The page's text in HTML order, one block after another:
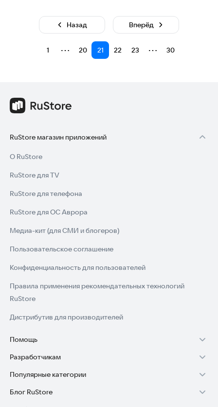
Назад
1 ⋯ 20 21 22 23 ⋯ 30
Вперёд
RuStore магазин приложений
О RuStore
RuStore для TV
RuStore для телефона
RuStore для ОС Аврора
Медиа-кит (для СМИ и блогеров)
Пользовательское соглашение
Конфиденциальность для пользователей
Правила применения рекомендательных технологий
RuStore
Дистрибутив для производителей
Помощь
Установка RuStore на TV
Установка RuStore на телефон
Установка RuStore в машину
Разработчикам
Зарабатывать с RuStore
Стать разработчиком
Популярные категории
Игры для Android
Блог RuStore